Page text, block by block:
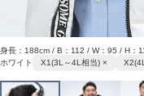
身長：188cm / B：112 / W：95 / H：
ホワイト
X1(3L～4L相当) ×